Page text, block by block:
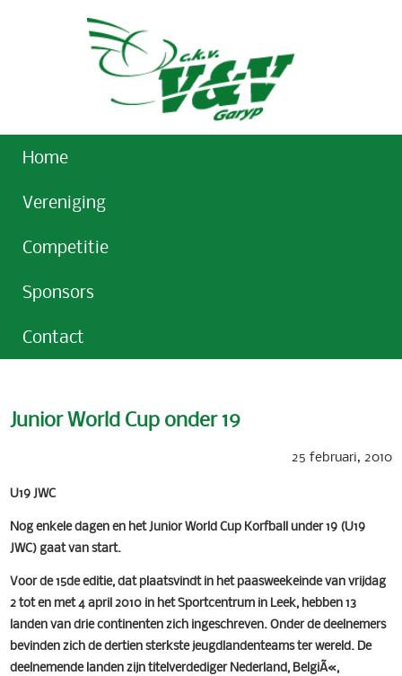
Home
Vereniging
Competitie
Sponsors
Contact
Junior World Cup onder 19
25 februari, 2010
U19 JWC
Nog enkele dagen en het Junior World Cup Korfball under 19 (U19
JWC) gaat van start.
Voor de 15de editie, dat plaatsvindt in het paasweekeinde van vrijdag
2 tot en met 4 april 2010 in het Sportcentrum in Leek, hebben 13
landen van drie continenten zich ingeschreven. Onder de deelnemers
bevinden zich de dertien sterkste jeugdlandenteams ter wereld. De
deelnemende landen zijn titelverdediger Nederland, BelgiÃ«,